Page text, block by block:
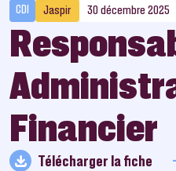
CDI Jaspir 30 décembre 2025
Financier
Télécharger la fiche